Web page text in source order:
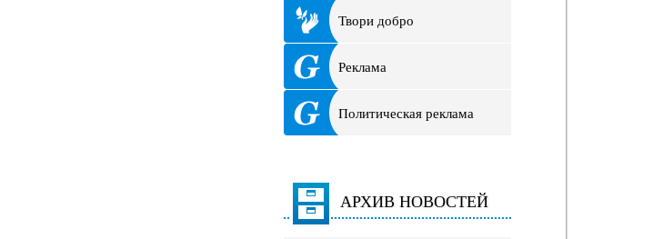
Твори добро
Реклама
Политическая реклама
АРХИВ НОВОСТЕЙ